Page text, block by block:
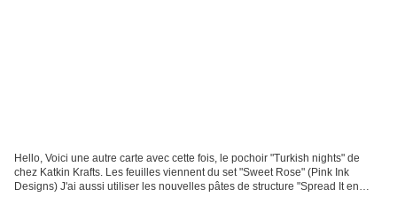
Hello, Voici une autre carte avec cette fois, le pochoir "Turkish nights" de
chez Katkin Krafts. Les feuilles viennent du set "Sweet Rose" (Pink Ink
Designs) J'ai aussi utiliser les nouvelles pâtes de structure "Spread It en